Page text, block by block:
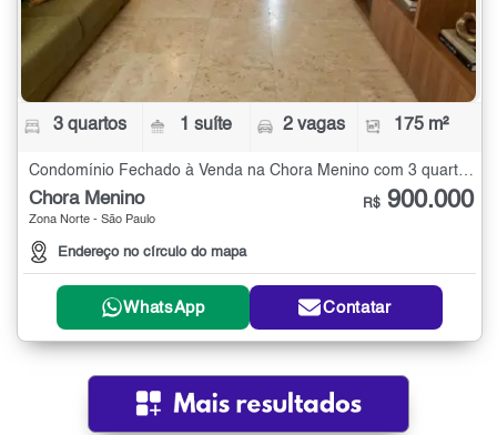
3 quartos 1 suíte 2 vagas 175 m²
Condomínio Fechado à Venda na Chora Menino com 3 quartos - 175 m²
Chora Menino
Zona Norte - São Paulo
Endereço no círculo do mapa
R$ 900.000
WhatsApp Contatar